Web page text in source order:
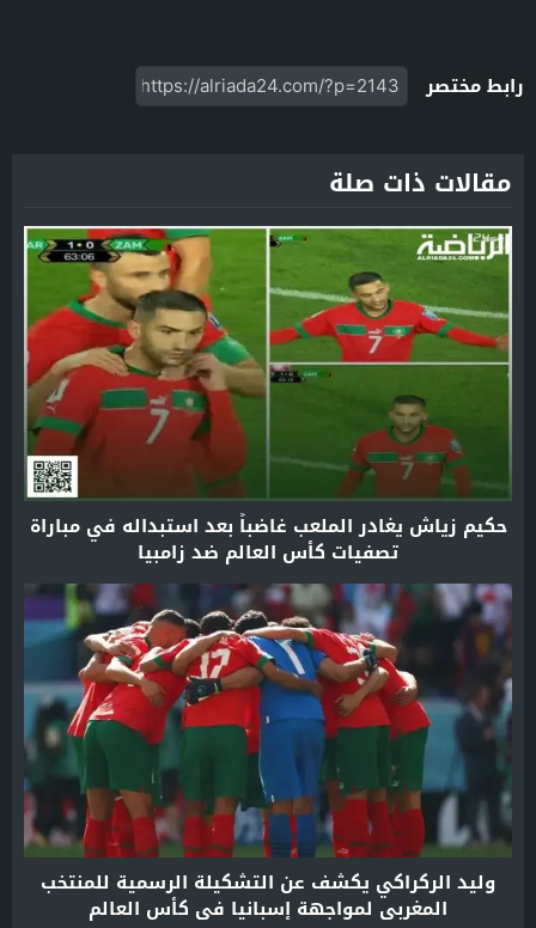
رابط مختصر
مقالات ذات صلة
حكيم زياش يغادر الملعب غاضباً بعد استبداله في مباراة
تصفيات كأس العالم ضد زامبيا
وليد الركراكي يكشف عن التشكيلة الرسمية للمنتخب
المغربي لمواجهة إسبانيا في كأس العالم